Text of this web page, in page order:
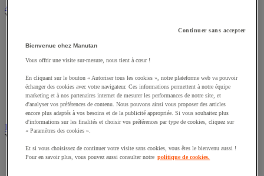
Accessibilité
Voir toute la catégorie
Salle de bain, sanitaires médicalisés et PMR
Signalétique pour PMR
Aide à l'orientation et à l'évacuation
Fauteuil roulant et mobilité
Aménagement des escaliers et des sols
Équipement et mobilier médical
Voir toute la catégorie
Divan, paravent et chaise d'examen
Continuer sans accepter
Bienvenue chez Manutan
Vous offrir une visite sur-mesure, nous tient à cœur !
En cliquant sur le bouton « Autoriser tous les cookies », notre plateforme web va pouvoir
échanger des cookies avec votre navigateur. Ces informations permettent à notre équipe
marketing et à nos partenaires internet de mesurer les performances de notre site, et
d'analyser vos préférences de contenu. Nous pouvons ainsi vous proposer des articles
encore plus adaptés à vos besoins et de la publicité appropriée. Si vous souhaitez plus
d'informations sur les finalités et choisir vos préférences par type de cookies, cliquez sur
« Paramètres des cookies ».
Et si vous choisissez de continuer votre visite sans cookies, vous êtes le bienvenu aussi !
Pour en savoir plus, vous pouvez aussi consulter notre politique de cookies.